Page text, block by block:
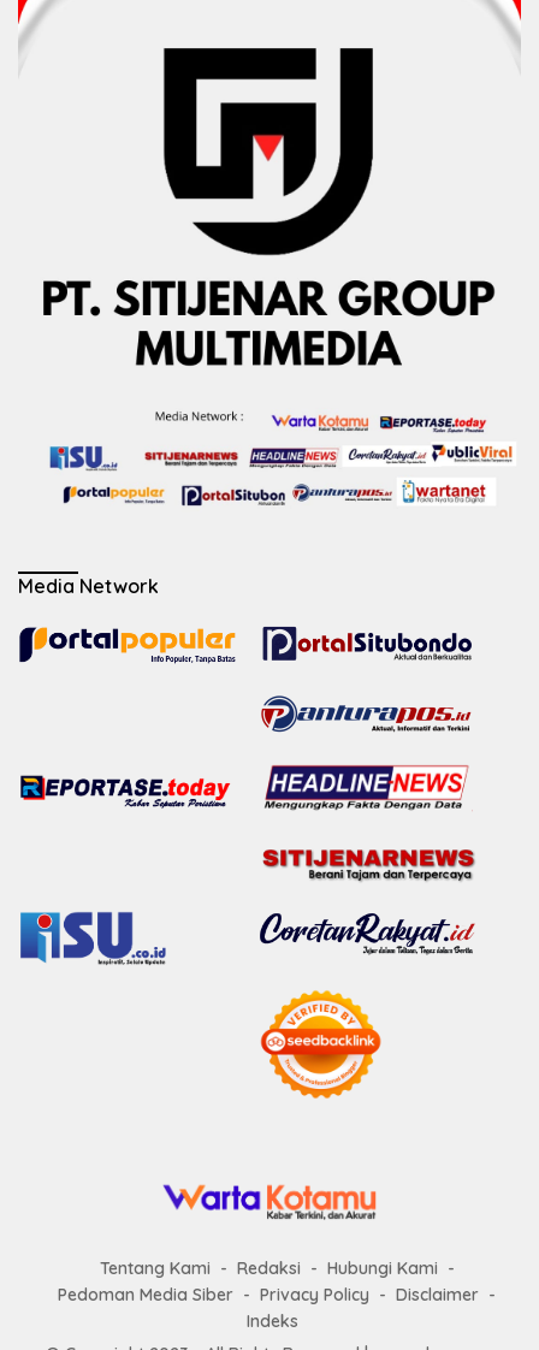
Media Network
Tentang Kami Redaksi
Hubungi Kami
Pedoman Media Siber
Privacy Policy
Disclaimer
Indeks